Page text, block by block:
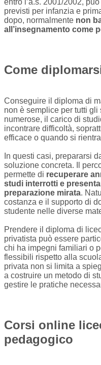
entro l’a.s. 2001/2002,
previsti per infanzia e
dopo, normalmente non
all’insegnamento come
Come
Conseguire il diploma di
non è semplice per tutti
numerose, il carico di
incontrare difficoltà,
efficace o quando si
In questi casi, prepararsi
soluzione concreta. Il
permette di recuperare
studi interrotti e
preparazione mirata.
costanza e il supporto di
studente nelle diverse
Prendere il diploma di
privatista può essere
chi ha impegni familiari o
flessibili rispetto alla
privata non si limita a
a costruire un metodo di
gestire le pratiche
Corsi online
pedagogico